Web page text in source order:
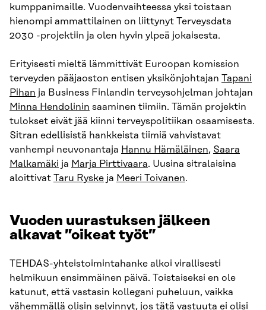
kumppanimaille. Vuodenvaihteessa yksi toistaan
hienompi ammattilainen on liittynyt Terveysdata
2030 -projektiin ja olen hyvin ylpeä jokaisesta.
Erityisesti mieltä lämmittivät Euroopan komission
terveyden pääjaoston entisen yksikönjohtajan Tapani
Pihan ja Business Finlandin terveysohjelman johtajan
Minna Hendolinin saaminen tiimiin. Tämän projektin
tulokset eivät jää kiinni terveyspolitiikan osaamisesta.
Sitran edellisistä hankkeista tiimiä vahvistavat
vanhempi neuvonantaja Hannu Hämäläinen, Saara
Malkamäki ja Marja Pirttivaara. Uusina sitralaisina
aloittivat Taru Ryske ja Meeri Toivanen.
Vuoden uurastuksen jälkeen
alkavat ”oikeat työt”
TEHDAS-yhteistoimintahanke alkoi virallisesti
helmikuun ensimmäinen päivä. Toistaiseksi en ole
katunut, että vastasin kollegani puheluun, vaikka
vähemmällä olisin selvinnyt, jos tätä vastuuta ei olisi